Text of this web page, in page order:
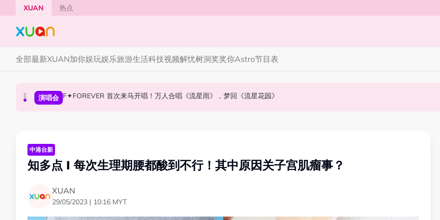
Skip to main content
XUAN 热点
全部最新XUAN加你娱玩娱乐旅游生活科技视频解忧树洞奖奖你Astro节目表
国际星闻 张员瑛频陷耍大牌争议！首度吐心声：真相终究会浮出水面！
演唱会 F✦FOREVER 首次来马开唱！万人合唱《流星雨》，梦回《流星花园》
国际星闻 CORTIS MARTIN一开口就沦陷！深情演绎JANNABI歌曲获网友狂赞！
中港台新
知多点 I 每次生理期腰都酸到不行！其中原因关子宫肌瘤事？
XUAN
29/05/2023 | 10:16 MYT